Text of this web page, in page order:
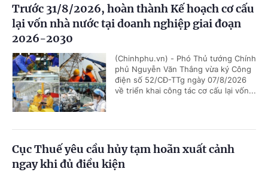
Trước 31/8/2026, hoàn thành Kế hoạch cơ cấu
lại vốn nhà nước tại doanh nghiệp giai đoạn
2026-2030
(Chinhphu.vn) - Phó Thủ tướng Chính
phủ Nguyễn Văn Thắng vừa ký Công
điện số 52/CĐ-TTg ngày 07/8/2026
về triển khai công tác cơ cấu lại vốn...
Cục Thuế yêu cầu hủy tạm hoãn xuất cảnh
ngay khi đủ điều kiện